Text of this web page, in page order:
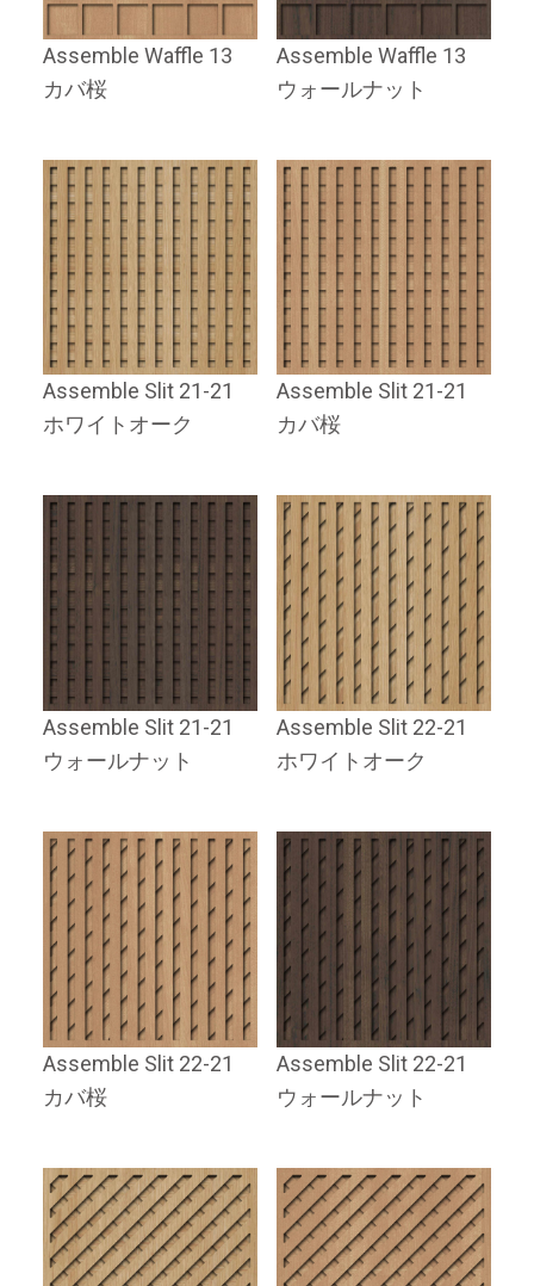
Assemble Waffle 13
カバ桜
Assemble Waffle 13
ウォールナット
Assemble Slit 21-21
ホワイトオーク
Assemble Slit 21-21
カバ桜
Assemble Slit 21-21
ウォールナット
Assemble Slit 22-21
ホワイトオーク
Assemble Slit 22-21
カバ桜
Assemble Slit 22-21
ウォールナット